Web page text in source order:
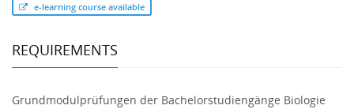
e-learning course available
REQUIREMENTS
Grundmodulprüfungen der Bachelorstudiengänge Biologie